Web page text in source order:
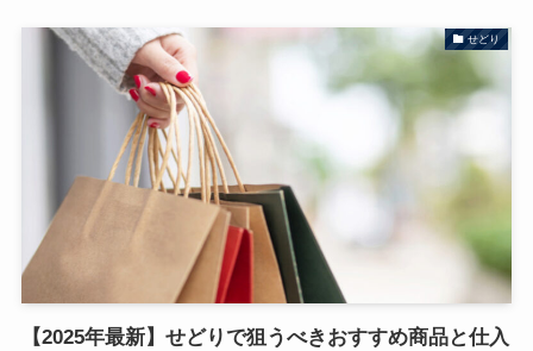
せどり
【2025年最新】せどりで狙うべきおすすめ商品と仕入